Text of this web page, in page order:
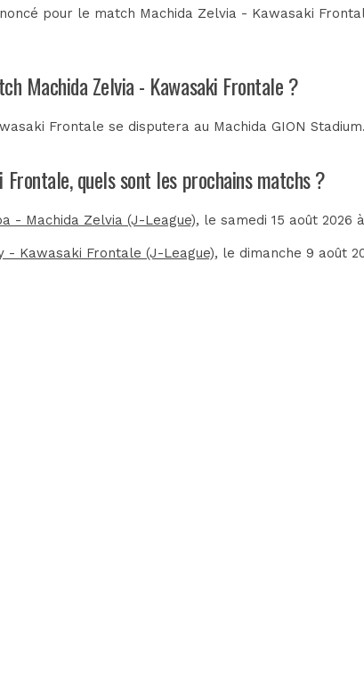
pour le match Machida Zelvia - Kawasaki
Machida Zelvia - Kawasaki Frontale ?
Frontale se disputera au Machida GION Stadium.
quels sont les prochains matchs ?
- Machida Zelvia (J-League), le samedi 15 août 2026
- Kawasaki Frontale (J-League), le dimanche 9 août